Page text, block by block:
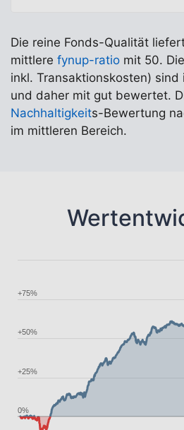
Die reine Fonds-Qualität
mittlere fynup-ratio mit 50.
inkl. Transaktionskosten) sind
und daher mit gut bewertet.
Nachhaltigkeits-Bewertung
im mittleren Bereich.
0%
+25%
+50%
+75%